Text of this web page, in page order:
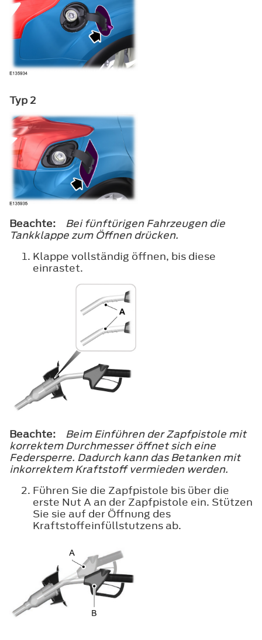
Typ 2
Beachte:
Bei fünftürigen Fahrzeugen die
Tankklappe zum Öffnen drücken.
Klappe vollständig öffnen, bis diese
einrastet.
Beachte:
Beim Einführen der Zapfpistole mit
korrektem Durchmesser öffnet sich eine
Federsperre. Dadurch kann das Betanken mit
inkorrektem Kraftstoff vermieden werden.
Führen Sie die Zapfpistole bis über die
erste Nut A an der Zapfpistole ein. Stützen
Sie sie auf der Öffnung des
Kraftstoffeinfüllstutzens ab.